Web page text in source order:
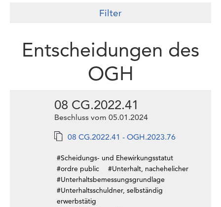
Filter
Entscheidungen des
OGH
08 CG.2022.41
Beschluss vom 05.01.2024
08 CG.2022.41 - OGH.2023.76
#Scheidungs- und Ehewirkungsstatut
#ordre public
#Unterhalt, nachehelicher
#Unterhaltsbemessungsgrundlage
#Unterhaltsschuldner, selbständig
erwerbstätig